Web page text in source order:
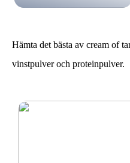
Hämta det bästa av cream of
vinstpulver och proteinpulver.